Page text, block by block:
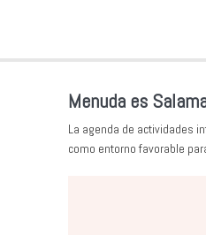
Menuda es
La agenda de actividades
como entorno favorable